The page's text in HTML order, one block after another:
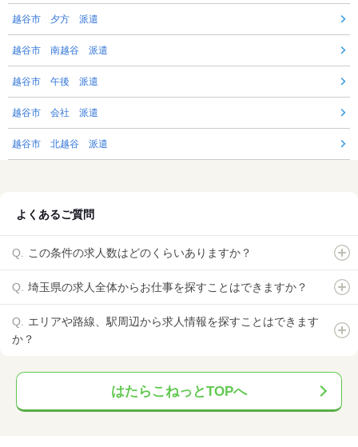
越谷市 夕方 派遣
越谷市 南越谷 派遣
越谷市 午後 派遣
越谷市 会社 派遣
越谷市 北越谷 派遣
よくあるご質問
この条件の求人数はどのくらいありますか？
埼玉県の求人全体からお仕事を探すことはできますか？
エリアや路線、駅周辺から求人情報を探すことはできます
か？
はたらこねっとTOPへ